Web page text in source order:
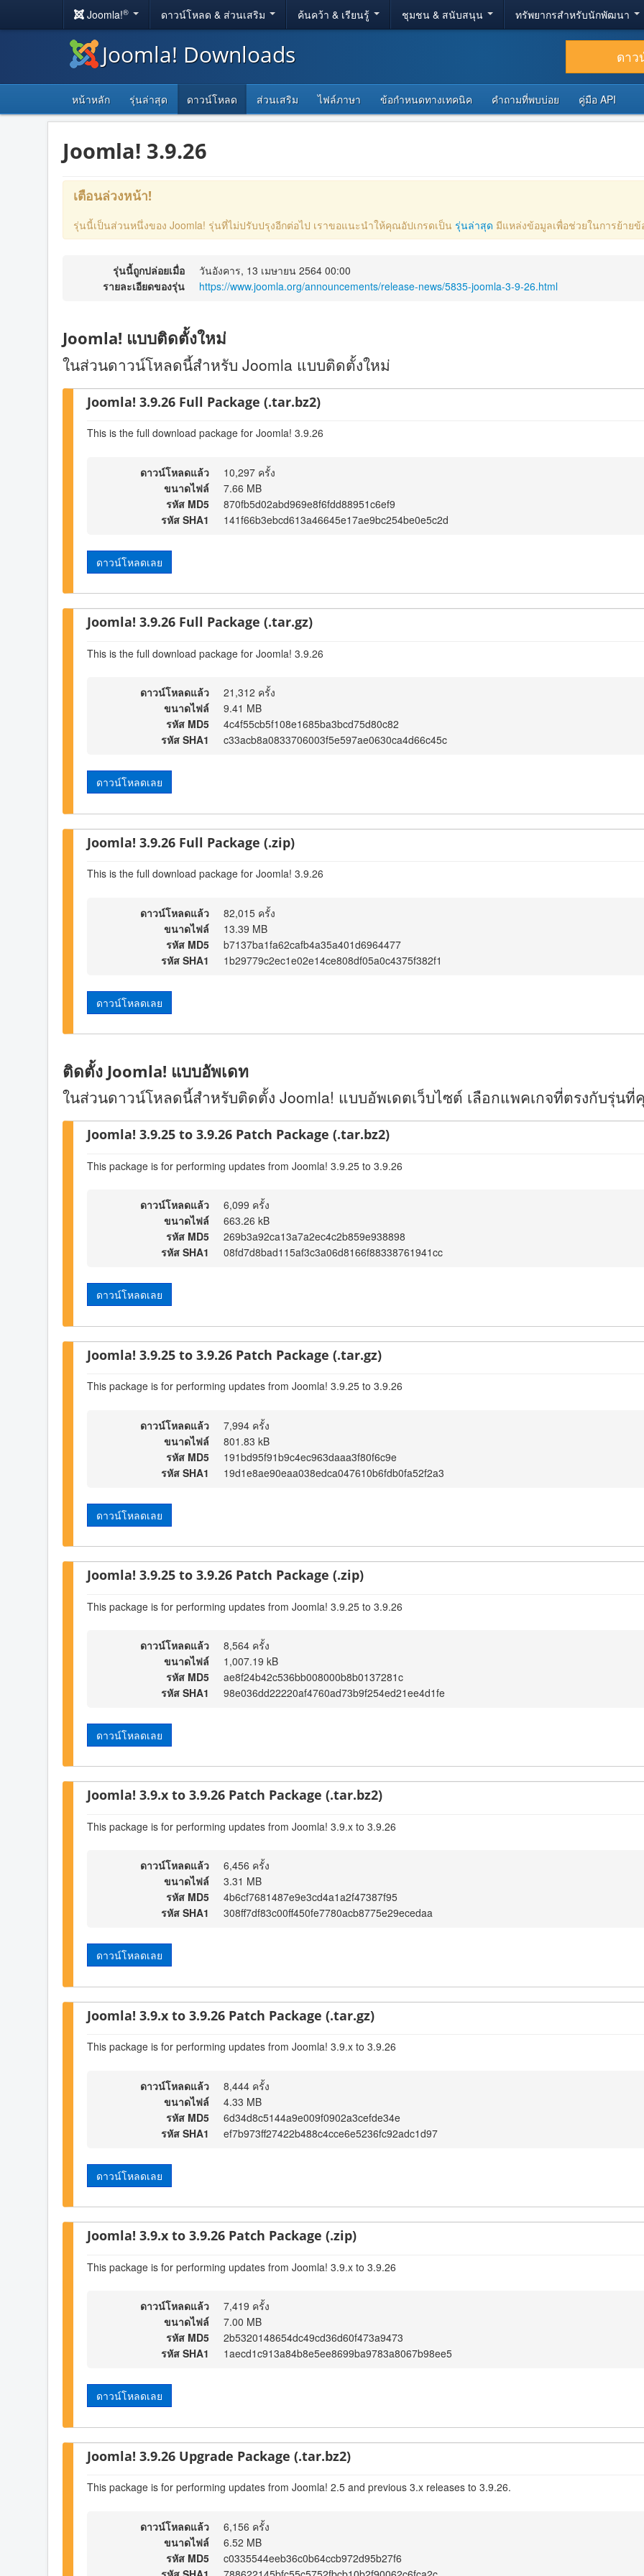
Joomla!® ดาวน์โหลด & ส่วนเสริม ค้นคว้า & เรียนรู้ ชุมชน & สนับสนุน ทรัพยากรสำหรับนักพัฒนา
Joomla! Downloads ดาว
หน้าหลัก รุ่นล่าสุด ดาวน์โหลด ส่วนเสริม ไฟล์ภาษา ข้อกำหนดทางเทคนิค คำถามที่พบบ่อย คู่มือ API
Joomla! 3.9.26
เตือนล่วงหน้า!
รุ่นนี้เป็นส่วนหนึ่งของ Joomla! รุ่นที่ไม่ปรับปรุงอีกต่อไป เราขอแนะนำให้คุณอัปเกรดเป็น รุ่นล่าสุด มีแหล่งข้อมูลเพื่อช่วยในการย้าย
รุ่นนี้ถูกปล่อยเมื่อ
วันอังคาร, 13 เมษายน 2564 00:00
รายละเอียดของรุ่น
https://www.joomla.org/announcements/release-news/5835-joomla-3-9-26.html
Joomla! แบบติดตั้งใหม่
ในส่วนดาวน์โหลดนี้สำหรับ Joomla แบบติดตั้งใหม่
Joomla! 3.9.26 Full Package (.tar.bz2)
This is the full download package for Joomla! 3.9.26
ดาวน์โหลดแล้ว
10,297 ครั้ง
ขนาดไฟล์
7.66 MB
รหัส MD5
870fb5d02abd969e8f6fdd88951c6ef9
รหัส SHA1
141f66b3ebcd613a46645e17ae9bc254be0e5c2d
ดาวน์โหลดเลย
Joomla! 3.9.26 Full Package (.tar.gz)
This is the full download package for Joomla! 3.9.26
ดาวน์โหลดแล้ว
21,312 ครั้ง
ขนาดไฟล์
9.41 MB
รหัส MD5
4c4f55cb5f108e1685ba3bcd75d80c82
รหัส SHA1
c33acb8a0833706003f5e597ae0630ca4d66c45c
ดาวน์โหลดเลย
Joomla! 3.9.26 Full Package (.zip)
This is the full download package for Joomla! 3.9.26
ดาวน์โหลดแล้ว
82,015 ครั้ง
ขนาดไฟล์
13.39 MB
รหัส MD5
b7137ba1fa62cafb4a35a401d6964477
รหัส SHA1
1b29779c2ec1e02e14ce808df05a0c4375f382f1
ดาวน์โหลดเลย
ติดตั้ง Joomla! แบบอัพเดท
ในส่วนดาวน์โหลดนี้สำหรับติดตั้ง Joomla! แบบอัพเดตเว็บไซต์ เลือกแพคเกจที่ตรงกับรุ่น
Joomla! 3.9.25 to 3.9.26 Patch Package (.tar.bz2)
This package is for performing updates from Joomla! 3.9.25 to 3.9.26
ดาวน์โหลดแล้ว
6,099 ครั้ง
ขนาดไฟล์
663.26 kB
รหัส MD5
269b3a92ca13a7a2ec4c2b859e938898
รหัส SHA1
08fd7d8bad115af3c3a06d8166f88338761941cc
ดาวน์โหลดเลย
Joomla! 3.9.25 to 3.9.26 Patch Package (.tar.gz)
This package is for performing updates from Joomla! 3.9.25 to 3.9.26
ดาวน์โหลดแล้ว
7,994 ครั้ง
ขนาดไฟล์
801.83 kB
รหัส MD5
191bd95f91b9c4ec963daaa3f80f6c9e
รหัส SHA1
19d1e8ae90eaa038edca047610b6fdb0fa52f2a3
ดาวน์โหลดเลย
Joomla! 3.9.25 to 3.9.26 Patch Package (.zip)
This package is for performing updates from Joomla! 3.9.25 to 3.9.26
ดาวน์โหลดแล้ว
8,564 ครั้ง
ขนาดไฟล์
1,007.19 kB
รหัส MD5
ae8f24b42c536bb008000b8b0137281c
รหัส SHA1
98e036dd22220af4760ad73b9f254ed21ee4d1fe
ดาวน์โหลดเลย
Joomla! 3.9.x to 3.9.26 Patch Package (.tar.bz2)
This package is for performing updates from Joomla! 3.9.x to 3.9.26
ดาวน์โหลดแล้ว
6,456 ครั้ง
ขนาดไฟล์
3.31 MB
รหัส MD5
4b6cf7681487e9e3cd4a1a2f47387f95
รหัส SHA1
308ff7df83c00ff450fe7780acb8775e29ecedaa
ดาวน์โหลดเลย
Joomla! 3.9.x to 3.9.26 Patch Package (.tar.gz)
This package is for performing updates from Joomla! 3.9.x to 3.9.26
ดาวน์โหลดแล้ว
8,444 ครั้ง
ขนาดไฟล์
4.33 MB
รหัส MD5
6d34d8c5144a9e009f0902a3cefde34e
รหัส SHA1
ef7b973ff27422b488c4cce6e5236fc92adc1d97
ดาวน์โหลดเลย
Joomla! 3.9.x to 3.9.26 Patch Package (.zip)
This package is for performing updates from Joomla! 3.9.x to 3.9.26
ดาวน์โหลดแล้ว
7,419 ครั้ง
ขนาดไฟล์
7.00 MB
รหัส MD5
2b5320148654dc49cd36d60f473a9473
รหัส SHA1
1aecd1c913a84b8e5ee8699ba9783a8067b98ee5
ดาวน์โหลดเลย
Joomla! 3.9.26 Upgrade Package (.tar.bz2)
This package is for performing updates from Joomla! 2.5 and previous 3.x releases to 3.9.26.
ดาวน์โหลดแล้ว
6,156 ครั้ง
ขนาดไฟล์
6.52 MB
รหัส MD5
c0335544eeb36c0b64ccb972d95b27f6